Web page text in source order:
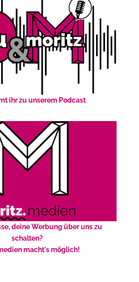
ihr zu unserem Podcast
deine Werbung über uns zu
schalten?
macht's möglich!